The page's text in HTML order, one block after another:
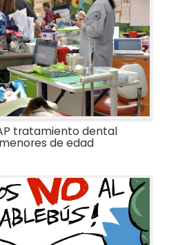
tratamiento dental
de edad